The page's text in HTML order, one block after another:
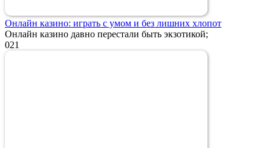
Онлайн казино: играть с умом и без лишних хлопот
Онлайн казино давно перестали быть экзотикой;
021